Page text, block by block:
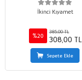
İkinci Kıyamet
%20
385,00 TL
308,00 TL
Sepete Ekle